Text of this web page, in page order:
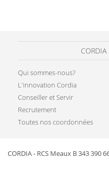
CORDIA
Qui sommes-nous?
L'innovation Cordia
Conseiller et Servir
Recrutement
Toutes nos coordonnées